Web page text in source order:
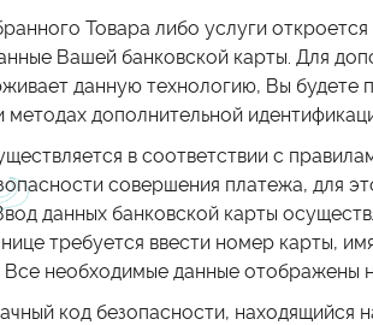
Товара либо услуги
Вашей банковской карты. Для
данную технологию, Вы будете
дополнительной
в соответствии с
совершения платежа, для
данных банковской карты
требуется ввести номер карты,
Все необходимые данные отображены
код безопасности, находящийся